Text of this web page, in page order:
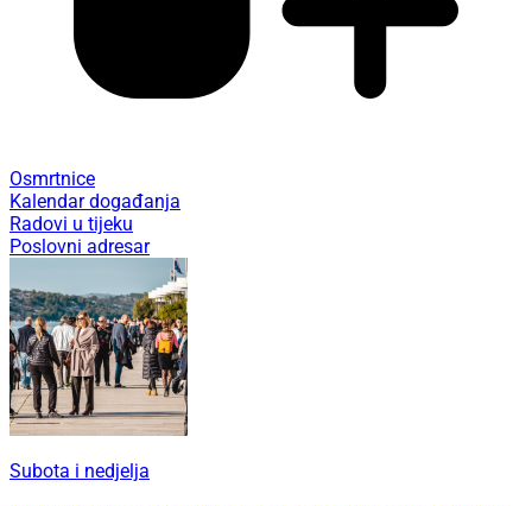
Osmrtnice
Kalendar događanja
Radovi u tijeku
Poslovni adresar
Subota i nedjelja